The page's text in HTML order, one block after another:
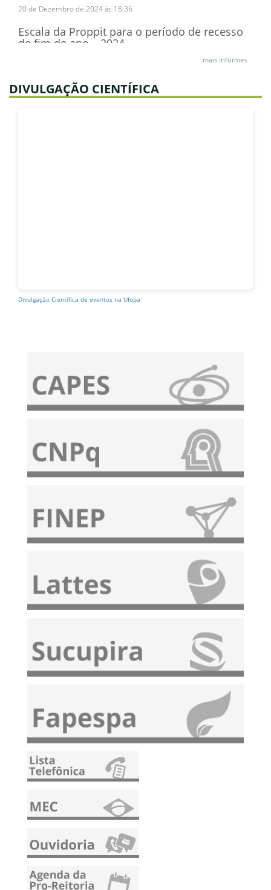
20 de Dezembro de 2024 às 18:36
Escala da Proppit para o período de recesso
de fim de ano – 2024
Calendário de abertura do SCBA em 2025 —
DS, Proex, Prosuc, Prosup, PNPD e PIPD
mais informes
DIVULGAÇÃO CIENTÍFICA
Divulgação Científica de eventos na Ufopa